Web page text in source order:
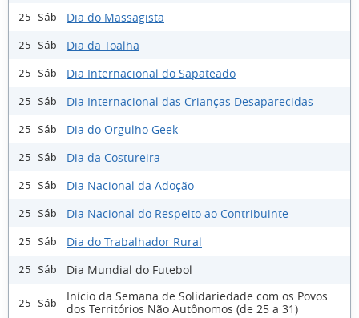
25 Sáb Dia do Massagista
25 Sáb Dia da Toalha
25 Sáb Dia Internacional do Sapateado
25 Sáb Dia Internacional das Crianças Desaparecidas
25 Sáb Dia do Orgulho Geek
25 Sáb Dia da Costureira
25 Sáb Dia Nacional da Adoção
25 Sáb Dia Nacional do Respeito ao Contribuinte
25 Sáb Dia do Trabalhador Rural
25 Sáb Dia Mundial do Futebol
25 Sáb
Início da Semana de Solidariedade com os Povos
dos Territórios Não Autônomos (de 25 a 31)